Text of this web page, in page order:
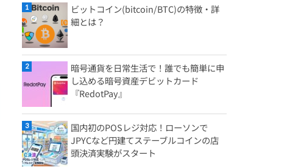
ビットコイン(bitcoin/BTC)の特徴・詳
細とは？
暗号通貨を日常生活で！誰でも簡単に申
し込める暗号資産デビットカード
『RedotPay』
国内初のPOSレジ対応！ローソンで
JPYCなど円建てステーブルコインの店
頭決済実験がスタート